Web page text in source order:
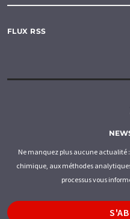
FLUX RSS
Ne manquez plus aucune actualité
chimique, aux méthodes
processus vous